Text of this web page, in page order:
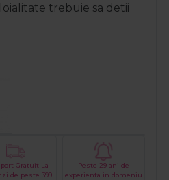
trebuie sa detii
Gratuit La
de peste 399
Peste 29 ani de
experienta in domeniu